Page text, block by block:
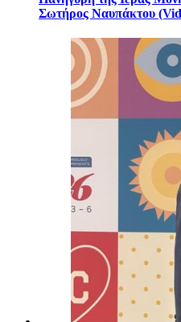
Σωτήρος Ναυπάκτου